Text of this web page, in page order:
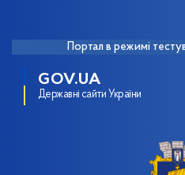
Портал в режимі
GOV.UA
Державні сайти України